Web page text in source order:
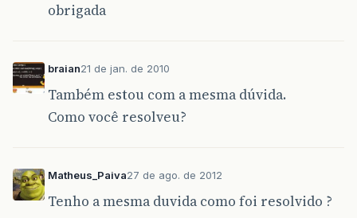
obrigada
braian21 de jan. de 2010
Também estou com a mesma dúvida.
Como você resolveu?
Matheus_Paiva27 de ago. de 2012
Tenho a mesma duvida como foi resolvido ?